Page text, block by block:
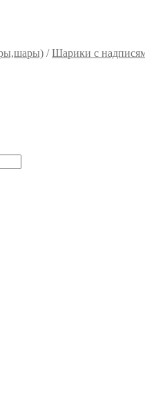
/Шарики с